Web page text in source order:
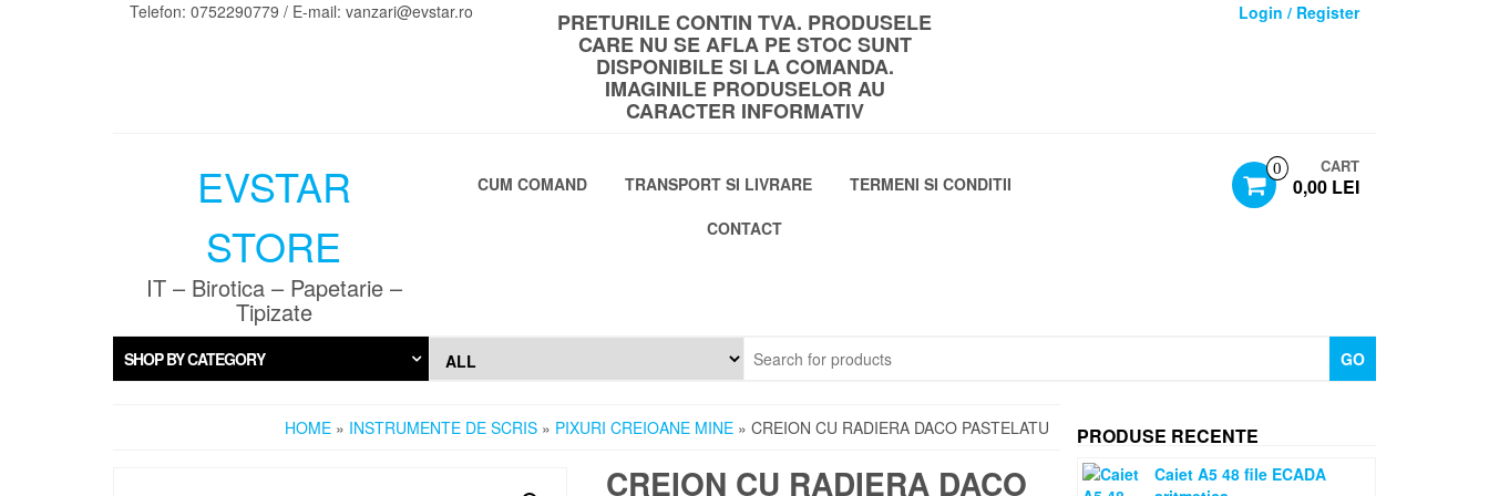
Telefon: 0752290779 / E-mail: vanzari@evstar.ro PRETURILE CONTIN TVA. PRODUSELE
CARE NU SE AFLA PE STOC SUNT
DISPONIBILE SI LA COMANDA.
IMAGINILE PRODUSELOR AU
CARACTER INFORMATIV
Login / Register
EVSTAR
STORE
IT – Birotica – Papetarie –
Tipizate
0 CART
0,00 LEI
CUM COMAND TRANSPORT SI LIVRARE
TERMENI SI CONDITII
CONTACT
SHOP BY CATEGORY GO
HOME » INSTRUMENTE DE SCRIS » PIXURI CREIOANE MINE » CREION CU RADIERA DACO PASTELATU
CREION CU RADIERA DACO
PRODUSE RECENTE
Caiet A5 48 file ECADA